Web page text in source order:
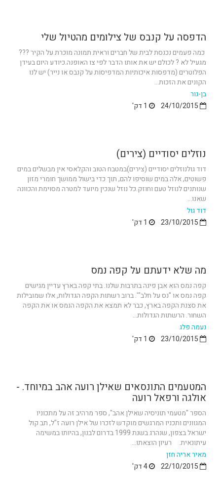
הדפסה על קנבס של צילומים מהטיול שלי
כמה פעמים נכנסת לבית של חברים וראית תמונה מוכרת על הקיר ???
מגעיל לא ? לכולם יש את אותו הדבר לפי צו האופנה.כיודע היום בעידן
הפלוטרים (מדפסות איכותיות המדפיסות על קנבס או נייר) יש לנו
הקונים את הזכות...
בן-גור
נוזלים יסודיים (צירים)
דוד גולנוזלים יסודיים (צירים)במטבח הטוב והקלאסי אין מבשלים במים
פשוטים, אלה במים שוסיפו להם, תוך כדי בישול ממושך חומרי מזון
שנותנים לנוזל טעם וחוזק.כל נוזל שנכין מיועד למטרה מסוימת והכוונה
שאנו...
דוד גול
מה שלא ידעתם על קפה נמס
קפה נמס הוא אבן פינה בתרבות שלנו. בתי קפה בארץ עדיין מגישים
קפה נמס או "נס על חלב"'. ברוב רשתות הקפה הגדולות, אלו שמובילות
את סצנת הקפה בארץ, כבר לא תמצא את הקפה הנמס או את הקפה
השחור. הרשתות הגדולות...
נעמה פלג
המטעמים התונסאים שאילן רועה אהב במיוחד. -
אולגה ורפאל רועה
הספר "מטעמי תוניסיה שאילן אהב", ספר מרהיב זה על מתכוניו
המגוונים ותכניו המרגשים מוקדש לזכרו של אילן רועה ז"ל, תב קול
ישראל בצפון, שנהרג בשנת 1999 בדרום לבנון, בהיותו במשימה
עיתונאית. רעיון הוצאתו...
מאיר אריה חזן